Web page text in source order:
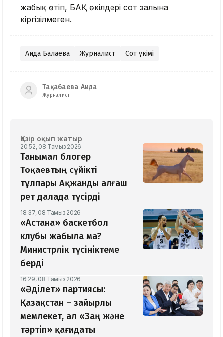
жабық өтіп, БАҚ өкілдері сот залына
кіргізілмеген.
Аида Балаева Журналист Сот үкімі
Тақабаева Аида
Журналист
Қазір оқып жатыр
20:52, 08 Тамыз 2026
Танымал блогер
Тоқаевтың сүйікті
тұлпары Ақжанды алғаш
рет далада түсірді
18:37, 08 Тамыз 2026
«Астана» баскетбол
клубы жабыла ма?
Министрлік түсініктеме
берді
16:29, 08 Тамыз 2026
«Әділет» партиясы:
Қазақстан – зайырлы
мемлекет, ал «Заң және
тәртіп» қағидаты